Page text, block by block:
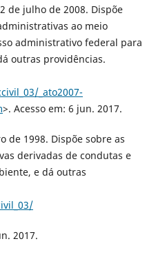
de julho de 2008. Dispõe
ao meio
administrativo federal para
outras providências.
_ato2007-
>. Acesso em: 6 jun. 2017.
de 1998. Dispõe sobre as
derivadas de condutas e
e dá outras
2017.